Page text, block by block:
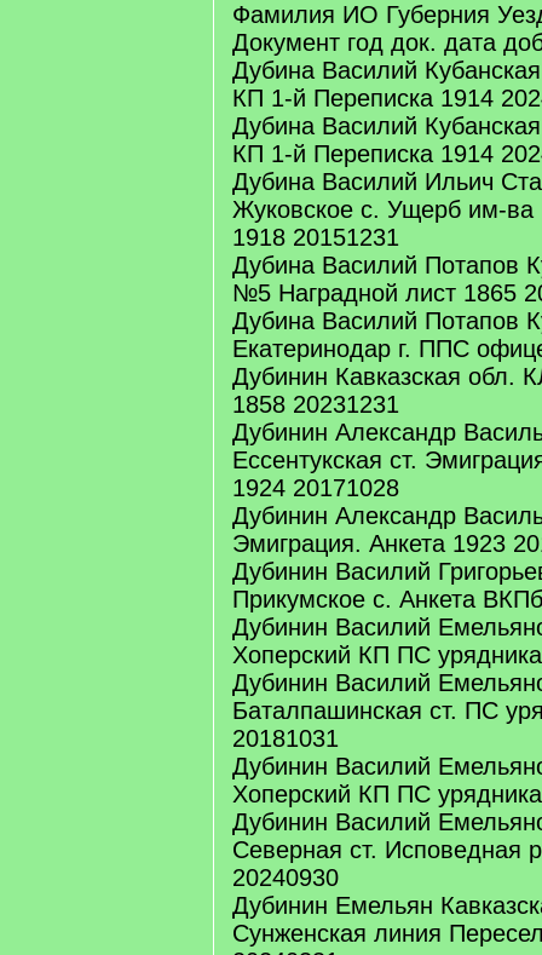
Фамилия ИО Губерния
Документ год док. дата
Дубина Василий
КП 1-й Переписка 1914
Дубина Василий
КП 1-й Переписка 1914
Дубина Василий Ильич
Жуковское с. Ущерб им-ва
1918 20151231
Дубина Василий Потапов
№5 Наградной лист 1865
Дубина Василий Потапов
Екатеринодар г. ППС
Дубинин Кавказская обл.
1858 20231231
Дубинин Александр
Ессентукская ст.
1924 20171028
Дубинин Александр
Эмиграция. Анкета 1923
Дубинин Василий
Прикумское с. Анкета
Дубинин Василий
Хоперский КП ПС
Дубинин Василий
Баталпашинская ст. ПС
20181031
Дубинин Василий
Хоперский КП ПС
Дубинин Василий
Северная ст. Исповедная
20240930
Дубинин Емельян
Сунженская линия